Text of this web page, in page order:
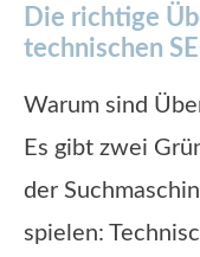
Die richtige
technischen
Warum sind
Es gibt zwei
der
spielen: